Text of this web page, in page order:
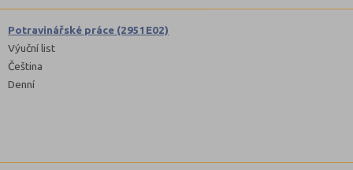
Potravinářské práce (2951E02)
Výuční list
Čeština
Denní